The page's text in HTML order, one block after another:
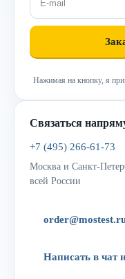
Нажимая на кнопку, я
Связаться
+7 (495) 266-61-73
Москва и Санкт-
всей России
Написать в чат